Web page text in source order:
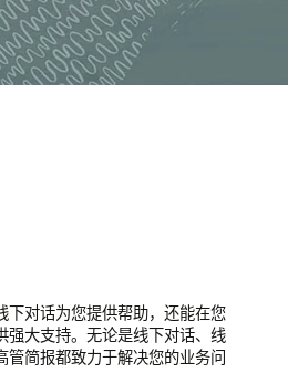
下对话为您提供帮助，还能在您
强大支持。无论是线下对话、线
管简报都致力于解决您的业务问